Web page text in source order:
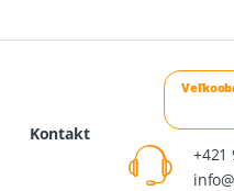
Kontakt
+421